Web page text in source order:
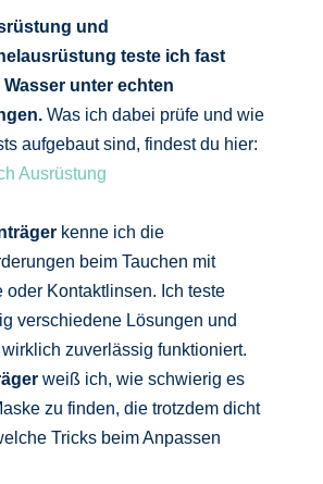
und
teste ich fast
Wasser unter echten
Was ich dabei prüfe und wie
aufgebaut sind, findest du hier:
Ausrüstung
kenne ich die
beim Tauchen mit
oder Kontaktlinsen. Ich teste
verschiedene Lösungen und
zuverlässig funktioniert.
weiß ich, wie schwierig es
zu finden, die trotzdem dicht
Tricks beim Anpassen